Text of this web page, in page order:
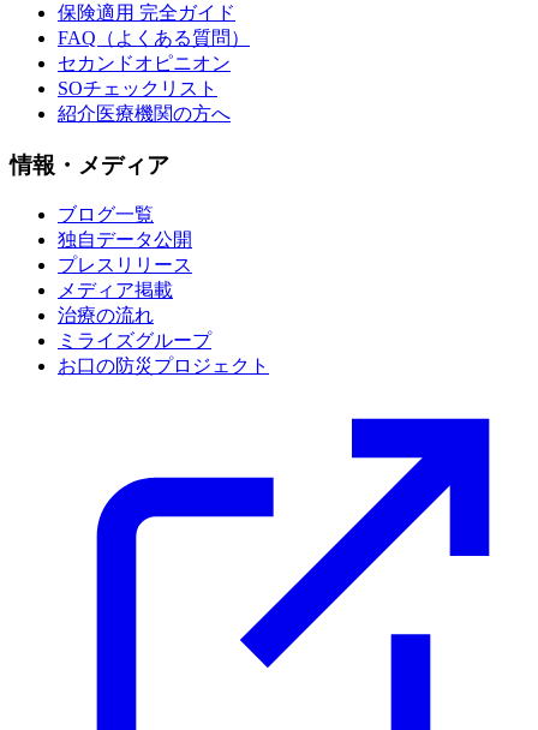
保険適用 完全ガイド
FAQ（よくある質問）
セカンドオピニオン
SOチェックリスト
紹介医療機関の方へ
情報・メディア
ブログ一覧
独自データ公開
プレスリリース
メディア掲載
治療の流れ
ミライズグループ
お口の防災プロジェクト